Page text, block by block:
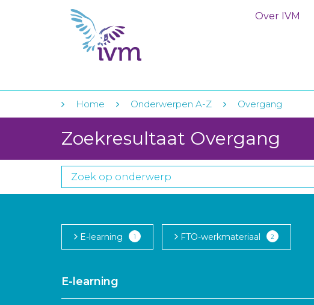
Over IVM
Home Onderwerpen A-Z Overgang
Zoekresultaat Overgang
E-learning 1 FTO-werkmateriaal 2
E-learning